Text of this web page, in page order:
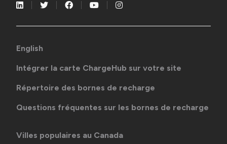
English
Intégrer la carte ChargeHub sur votre site
Répertoire des bornes de recharge
Questions fréquentes sur les bornes de recharge
Villes populaires au Canada